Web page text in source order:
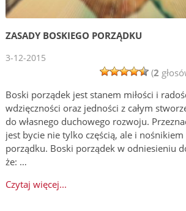
ZASADY BOSKIEGO PORZĄDKU
3-12-2015
(2
Boski porządek jest stanem miłości i
wdzięczności oraz jedności z całym
do własnego duchowego rozwoju.
jest bycie nie tylko częścią, ale i
porządku. Boski porządek w odniesieniu
że: …
Czytaj więcej...